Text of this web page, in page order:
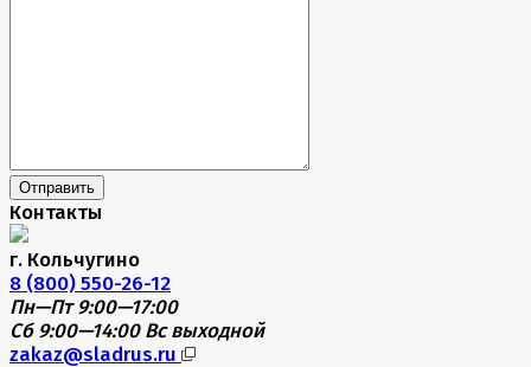
Отправить
Контакты
г. Кольчугино
8 (800) 550-26-12
Пн—Пт 9:00—17:00
Сб 9:00—14:00 Вс выходной
zakaz@sladrus.ru